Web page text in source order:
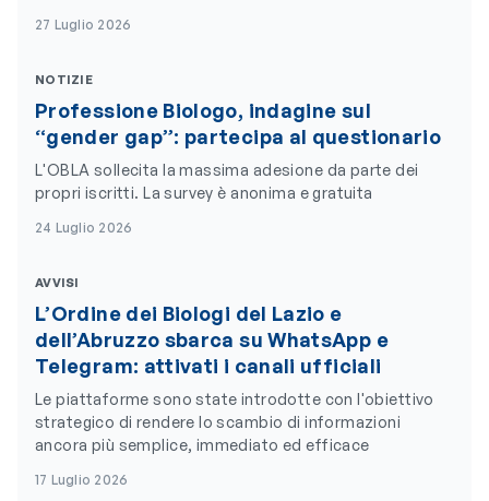
27 Luglio 2026
NOTIZIE
Professione Biologo, indagine sul
“gender gap”: partecipa al questionario
L'OBLA sollecita la massima adesione da parte dei
propri iscritti. La survey è anonima e gratuita
24 Luglio 2026
AVVISI
L’Ordine dei Biologi del Lazio e
dell’Abruzzo sbarca su WhatsApp e
Telegram: attivati i canali ufficiali
Le piattaforme sono state introdotte con l'obiettivo
strategico di rendere lo scambio di informazioni
ancora più semplice, immediato ed efficace
17 Luglio 2026